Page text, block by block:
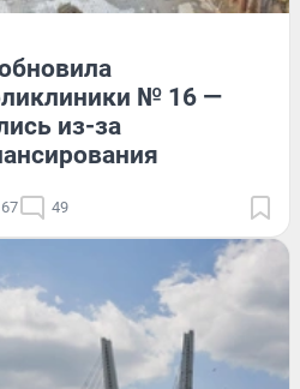
№ 16 —
из-за
49